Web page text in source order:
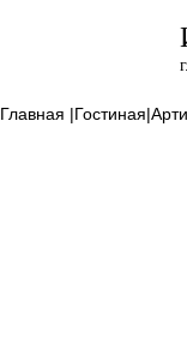
Главная |Гостиная|